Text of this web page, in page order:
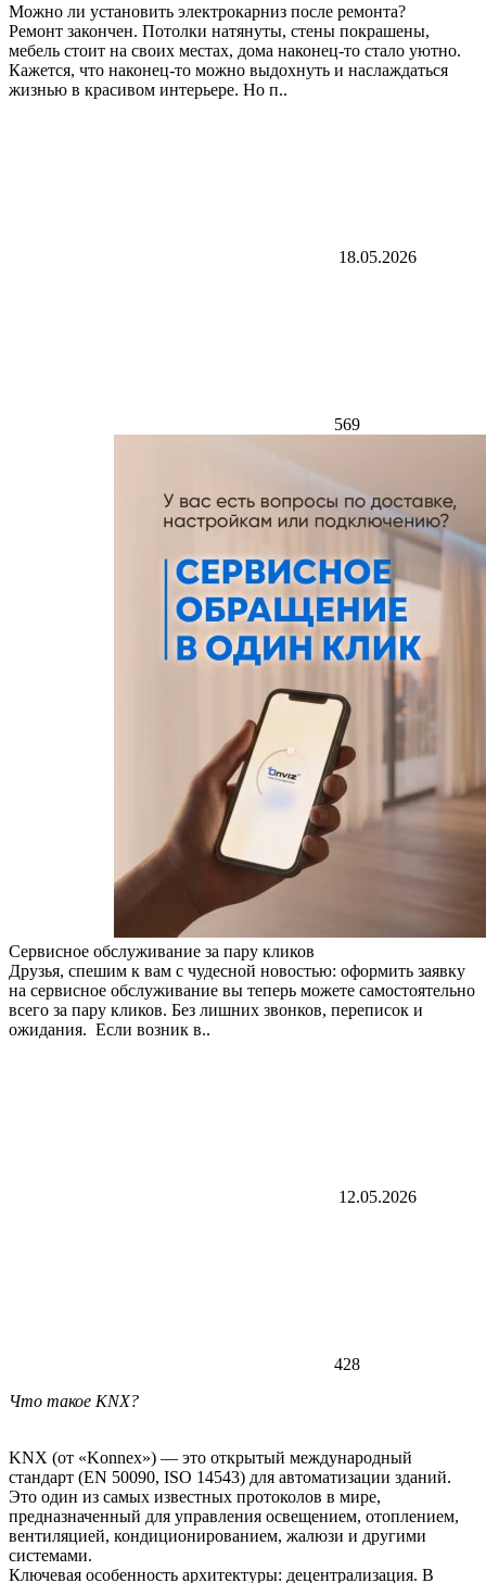
Можно ли установить электрокарниз после ремонта?
Ремонт закончен. Потолки натянуты, стены покрашены,
мебель стоит на своих местах, дома наконец-то стало уютно.
Кажется, что наконец-то можно выдохнуть и наслаждаться
жизнью в красивом интерьере. Но п..
18.05.2026
569
Сервисное обслуживание за пару кликов
Друзья, спешим к вам с чудесной новостью: оформить заявку
на сервисное обслуживание вы теперь можете самостоятельно
всего за пару кликов. Без лишних звонков, переписок и
ожидания. Если возник в..
12.05.2026
428
Что такое KNX?
KNX (от «Konnex») — это открытый международный
стандарт (EN 50090, ISO 14543) для автоматизации зданий.
Это один из самых известных протоколов в мире,
предназначенный для управления освещением, отоплением,
вентиляцией, кондиционированием, жалюзи и другими
системами.
Ключевая особенность архитектуры: децентрализация. В